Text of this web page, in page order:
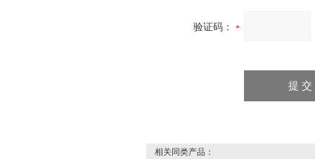
验证码：
相关同类产品：